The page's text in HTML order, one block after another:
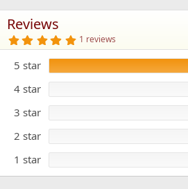
ử
i
o
n
a
t
Reviews
5
.
0
0
s
a
r
s
1 reviews
5 star
4 star
3 star
2 star
1 star